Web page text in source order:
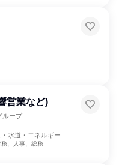
営業など)
ループ
水道・エネルギー
、人事、総務